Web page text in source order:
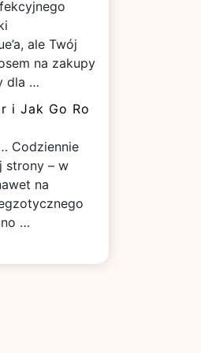
ale Twój
na zakupy
dla …
i Jak Go Ro
Codziennie
strony – w
na
…